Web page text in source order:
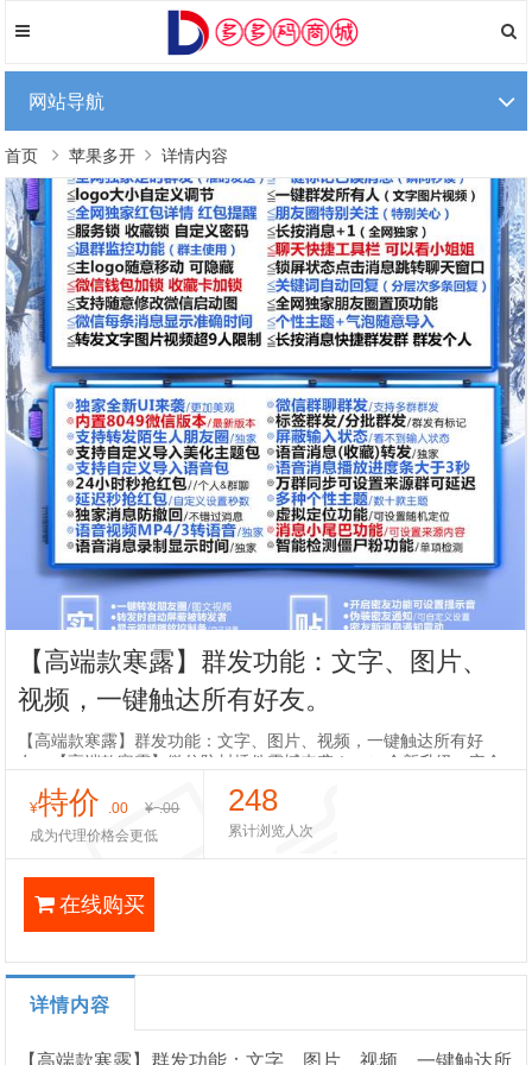
网站导航
首页 苹果多开 详情内容
【高端款寒露】群发功能‌：文字、图片、
视频，一键触达所有好友。
【高端款寒露】群发功能‌：文字、图片、视频，一键触达所有好
友。【高端款寒露】微信防封插件震撼来袭！🔥✨ 全新升级，安全
稳定，TestFlight证书上架，为您的微信使用保驾护航！✨🔥💡【主
要功能亮点】
¥特价 .00 ¥ .00
成为代理价格会更低
248
累计浏览人次
在线购买
详情内容
【高端款寒露】群发功能‌：文字、图片、视频，一键触达所